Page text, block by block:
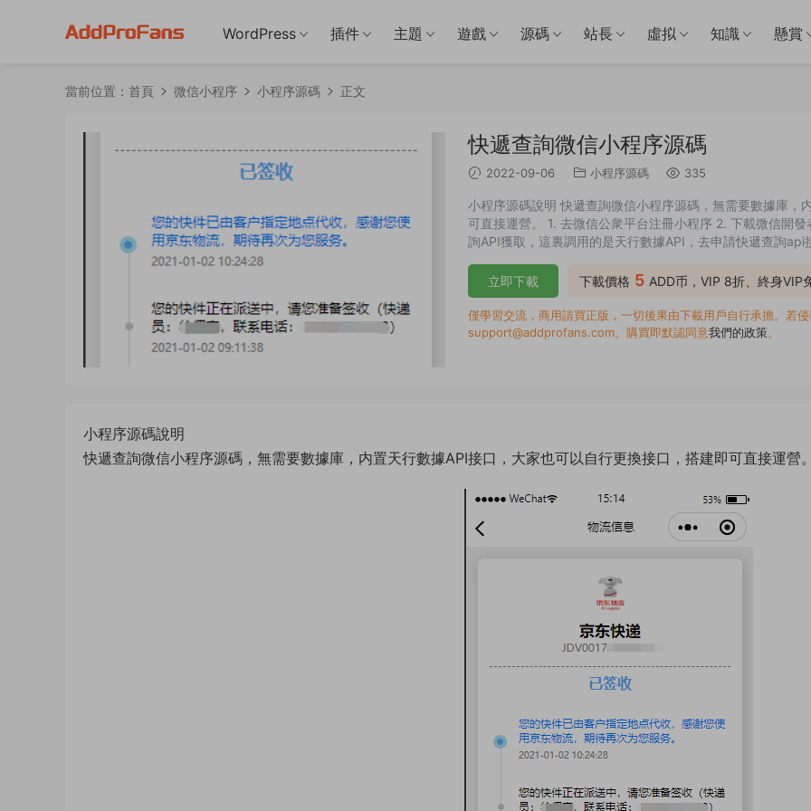
WordPress 插件 主題 遊戲 源碼 站長 虛拟 知識 懸賞
當前位置： 首頁 微信小程序 小程序源碼 正文
快遞查詢微信小程序源碼
2022-09-06 小程序源碼 335
小程序源碼說明 快遞查詢微信小程序源碼，無需要數據庫
可直接運營。 1. 去微信公衆平台注冊小程序 2. 下載微信開
詢API獲取，這裏調用的是天行數據API，去申請快遞查詢
下載價格 5 ADD币，VIP 8折、終身VIP
立即下載
僅學習交流，商用請買正版，一切後果由下載用戶自行承擔。若
support@addprofans.com。購買即默認同意我們的政策。
小程序源碼說明
快遞查詢微信小程序源碼，無需要數據庫，内置天行數據API接口，大家也可以自行更換接口，搭建即可直接運營